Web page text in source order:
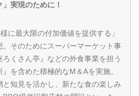
」実現のために！
様に最大限の付加価値を提供する」
。そのためにスーパーマーケット事
くさん亭』などの外食事業を担う
』を含めた積極的なM＆Aを実施。
と知見を活かし、新たな食の楽しみ